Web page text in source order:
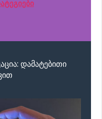
დამატებითი